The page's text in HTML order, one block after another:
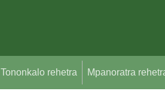
Tononkalo rehetra Mpanoratra